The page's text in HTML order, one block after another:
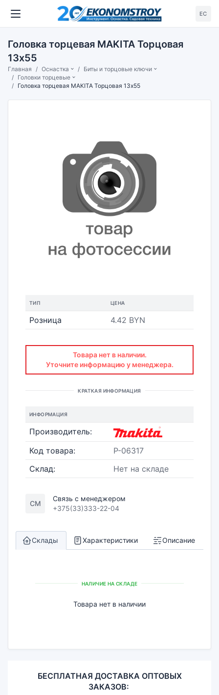
ЕС
Головка торцевая MAKITA Торцовая
13х55
Главная Оснастка
Биты и торцовые ключи
Головки торцевые
Головка торцевая MAKITA Торцовая 13х55
ТИП ЦЕНА
Розница 4.42 BYN
Товара нет в наличии.
Уточните информацию у менеджера.
КРАТКАЯ ИНФОРМАЦИЯ
ИНФОРМАЦИЯ
Производитель:
Код товара:
P-06317
Склад:
Нет на складе
СМ
Связь с менеджером
+375(33)333-22-04
Склады Характеристики Описание
НАЛИЧИЕ НА СКЛАДЕ
Товара нет в наличии
БЕСПЛАТНАЯ ДОСТАВКА ОПТОВЫХ
ЗАКАЗОВ: